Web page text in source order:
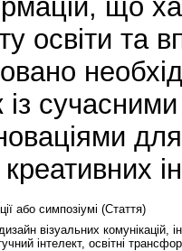
що
освіти та
із
або симпозіумі (Стаття)
візуальних комунікацій,
інтелект, освітні